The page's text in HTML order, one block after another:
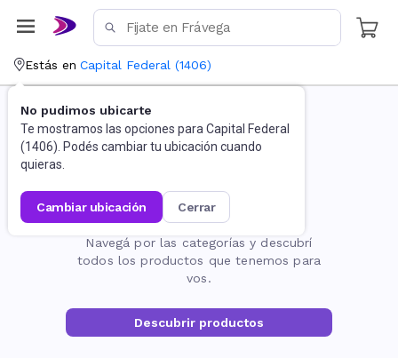
Estás en Capital Federal (1406)
No pudimos ubicarte
Te mostramos las opciones para Capital Federal
(1406). Podés cambiar tu ubicación cuando
quieras.
cambiar ubicación cerrar
La página no existe
Navegá por las categorías y descubrí
todos los productos que tenemos para
vos.
Descubrir productos